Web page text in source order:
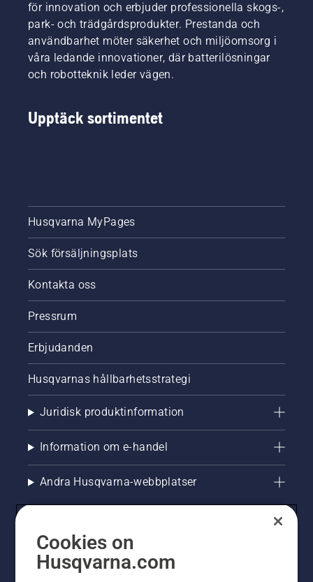
för innovation och erbjuder professionella skogs-,
park- och trädgårdsprodukter. Prestanda och
användbarhet möter säkerhet och miljöomsorg i
våra ledande innovationer, där batterilösningar
och robotteknik leder vägen.
Upptäck sortimentet
Husqvarna MyPages
Sök försäljningsplats
Kontakta oss
Pressrum
Erbjudanden
Husqvarnas hållbarhetsstrategi
Juridisk produktinformation
Information om e-handel
Andra Husqvarna-webbplatser
Cookies on
Husqvarna.com